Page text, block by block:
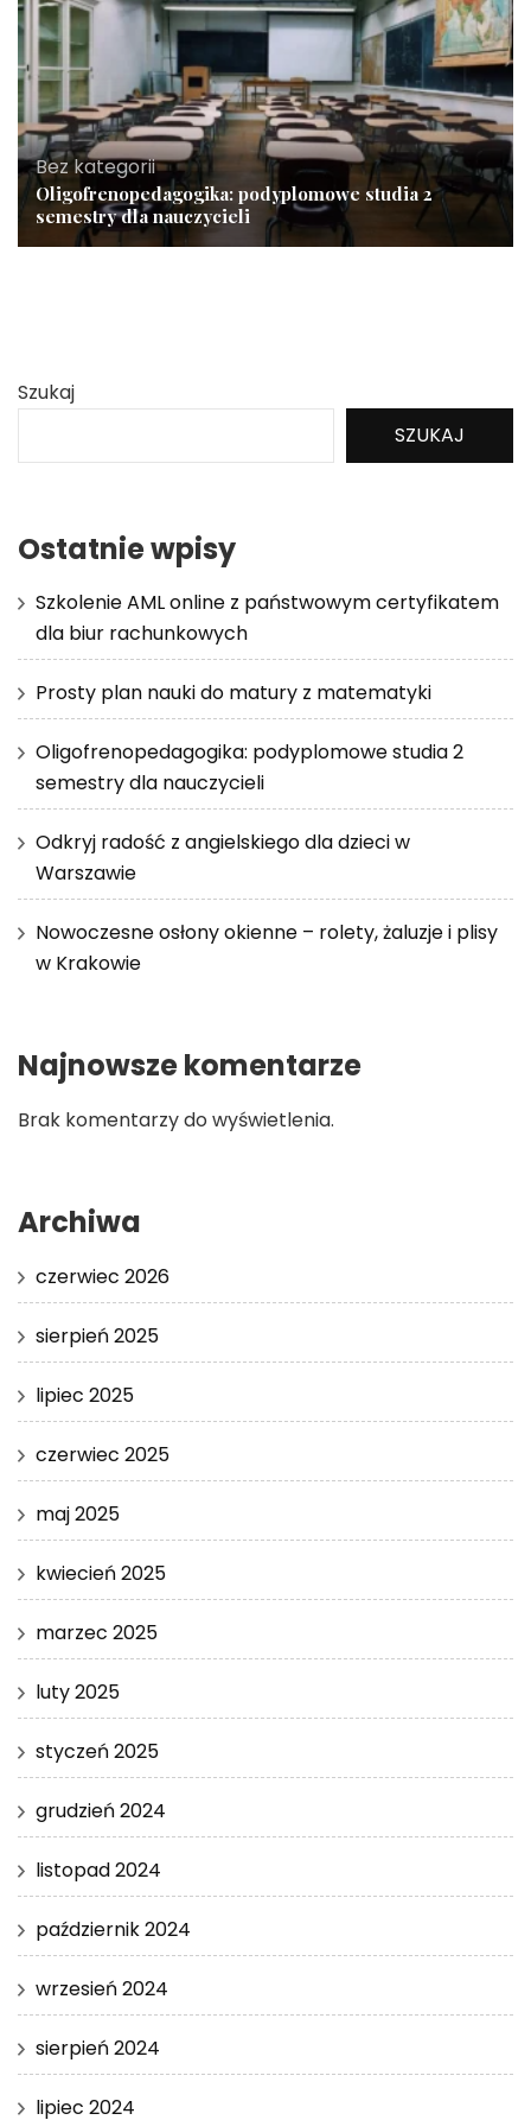
Bez kategorii
Oligofrenopedagogika: podyplomowe studia 2
semestry dla nauczycieli
Szukaj
SZUKAJ
Ostatnie wpisy
Szkolenie AML online z państwowym certyfikatem
dla biur rachunkowych
Prosty plan nauki do matury z matematyki
Oligofrenopedagogika: podyplomowe studia 2
semestry dla nauczycieli
Odkryj radość z angielskiego dla dzieci w
Warszawie
Nowoczesne osłony okienne – rolety, żaluzje i plisy
w Krakowie
Najnowsze komentarze
Brak komentarzy do wyświetlenia.
Archiwa
czerwiec 2026
sierpień 2025
lipiec 2025
czerwiec 2025
maj 2025
kwiecień 2025
marzec 2025
luty 2025
styczeń 2025
grudzień 2024
listopad 2024
październik 2024
wrzesień 2024
sierpień 2024
lipiec 2024